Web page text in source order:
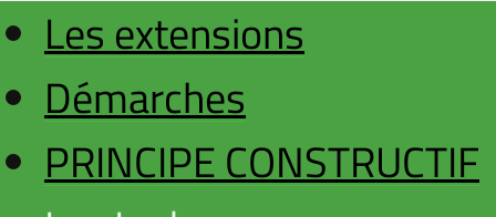
Les extensions
Démarches
PRINCIPE CONSTRUCTIF